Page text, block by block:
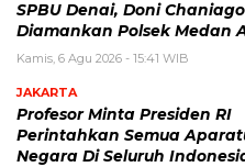
SPBU Denai, Doni Chaniago
Diamankan Polsek Medan
Kamis, 6 Agu 2026 - 15:41 WIB
JAKARTA
Profesor Minta Presiden RI
Perintahkan Semua
Negara Di Seluruh